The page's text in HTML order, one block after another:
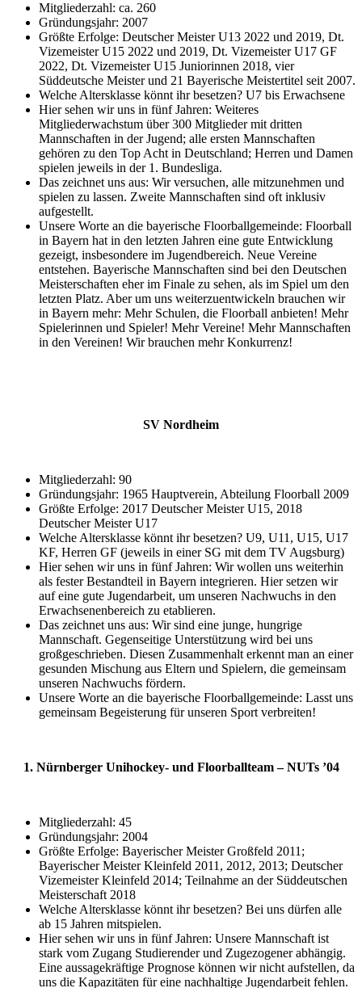
Mitgliederzahl: ca. 260
Gründungsjahr: 2007
Größte Erfolge: Deutscher Meister U13 2022 und 2019, Dt.
Vizemeister U15 2022 und 2019, Dt. Vizemeister U17 GF
2022, Dt. Vizemeister U15 Juniorinnen 2018, vier
Süddeutsche Meister und 21 Bayerische Meistertitel seit 2007.
Welche Altersklasse könnt ihr besetzen? U7 bis Erwachsene
Hier sehen wir uns in fünf Jahren: Weiteres
Mitgliederwachstum über 300 Mitglieder mit dritten
Mannschaften in der Jugend; alle ersten Mannschaften
gehören zu den Top Acht in Deutschland; Herren und Damen
spielen jeweils in der 1. Bundesliga.
Das zeichnet uns aus: Wir versuchen, alle mitzunehmen und
spielen zu lassen. Zweite Mannschaften sind oft inklusiv
aufgestellt.
Unsere Worte an die bayerische Floorballgemeinde: Floorball
in Bayern hat in den letzten Jahren eine gute Entwicklung
gezeigt, insbesondere im Jugendbereich. Neue Vereine
entstehen. Bayerische Mannschaften sind bei den Deutschen
Meisterschaften eher im Finale zu sehen, als im Spiel um den
letzten Platz. Aber um uns weiterzuentwickeln brauchen wir
in Bayern mehr: Mehr Schulen, die Floorball anbieten! Mehr
Spielerinnen und Spieler! Mehr Vereine! Mehr Mannschaften
in den Vereinen! Wir brauchen mehr Konkurrenz!
SV Nordheim
Mitgliederzahl: 90
Gründungsjahr: 1965 Hauptverein, Abteilung Floorball 2009
Größte Erfolge: 2017 Deutscher Meister U15, 2018
Deutscher Meister U17
Welche Altersklasse könnt ihr besetzen? U9, U11, U15, U17
KF, Herren GF (jeweils in einer SG mit dem TV Augsburg)
Hier sehen wir uns in fünf Jahren: Wir wollen uns weiterhin
als fester Bestandteil in Bayern integrieren. Hier setzen wir
auf eine gute Jugendarbeit, um unseren Nachwuchs in den
Erwachsenenbereich zu etablieren.
Das zeichnet uns aus: Wir sind eine junge, hungrige
Mannschaft. Gegenseitige Unterstützung wird bei uns
großgeschrieben. Diesen Zusammenhalt erkennt man an einer
gesunden Mischung aus Eltern und Spielern, die gemeinsam
unseren Nachwuchs fördern.
Unsere Worte an die bayerische Floorballgemeinde: Lasst uns
gemeinsam Begeisterung für unseren Sport verbreiten!
1. Nürnberger Unihockey- und Floorballteam – NUTs ’04
Mitgliederzahl: 45
Gründungsjahr: 2004
Größte Erfolge: Bayerischer Meister Großfeld 2011;
Bayerischer Meister Kleinfeld 2011, 2012, 2013; Deutscher
Vizemeister Kleinfeld 2014; Teilnahme an der Süddeutschen
Meisterschaft 2018
Welche Altersklasse könnt ihr besetzen? Bei uns dürfen alle
ab 15 Jahren mitspielen.
Hier sehen wir uns in fünf Jahren: Unsere Mannschaft ist
stark vom Zugang Studierender und Zugezogener abhängig.
Eine aussagekräftige Prognose können wir nicht aufstellen, da
uns die Kapazitäten für eine nachhaltige Jugendarbeit fehlen.